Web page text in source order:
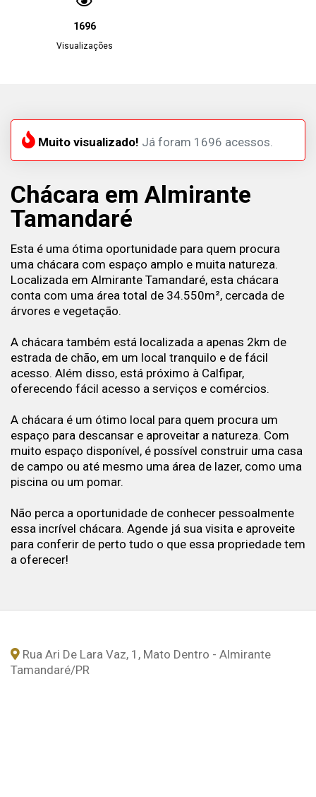
1696
Visualizações
Muito visualizado! Já foram 1696 acessos.
Chácara em Almirante
Tamandaré
Esta é uma ótima oportunidade para quem procura
uma chácara com espaço amplo e muita natureza.
Localizada em Almirante Tamandaré, esta chácara
conta com uma área total de 34.550m², cercada de
árvores e vegetação.
A chácara também está localizada a apenas 2km de
estrada de chão, em um local tranquilo e de fácil
acesso. Além disso, está próximo à Calfipar,
oferecendo fácil acesso a serviços e comércios.
A chácara é um ótimo local para quem procura um
espaço para descansar e aproveitar a natureza. Com
muito espaço disponível, é possível construir uma casa
de campo ou até mesmo uma área de lazer, como uma
piscina ou um pomar.
Não perca a oportunidade de conhecer pessoalmente
essa incrível chácara. Agende já sua visita e aproveite
para conferir de perto tudo o que essa propriedade tem
a oferecer!
Rua Ari De Lara Vaz, 1, Mato Dentro - Almirante
Tamandaré/PR